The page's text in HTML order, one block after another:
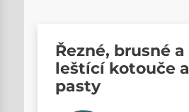
Řezné, brusné a
leštící kotouče a
pasty